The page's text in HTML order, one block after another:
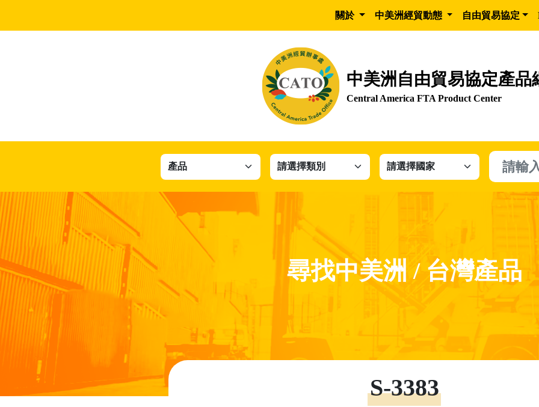
關於 中美洲經貿動態 自由貿易協定
中美洲自由貿易協定產品
Central America FTA Product Center
尋找中美洲 / 台灣產品
S-3383